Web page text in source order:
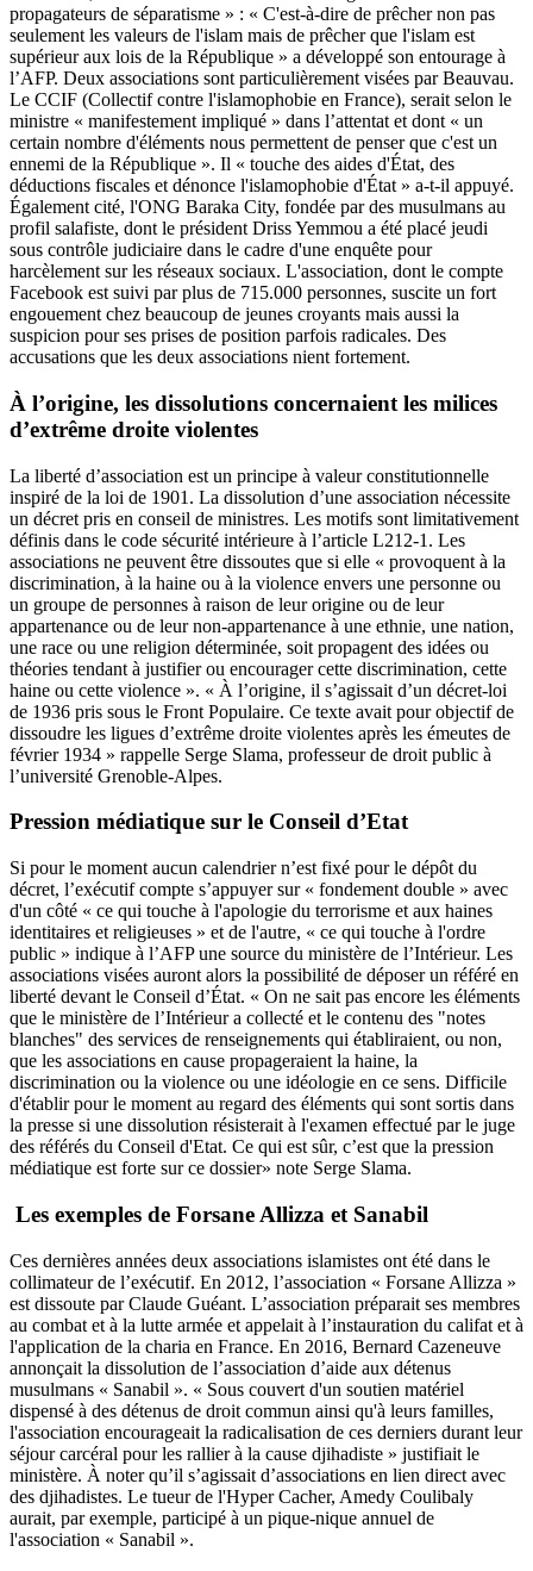
propagateurs de séparatisme » : « C'est-à-dire de prêcher non pas
seulement les valeurs de l'islam mais de prêcher que l'islam est
supérieur aux lois de la République » a développé son entourage à
l’AFP. Deux associations sont particulièrement visées par Beauvau.
Le CCIF (Collectif contre l'islamophobie en France), serait selon le
ministre « manifestement impliqué » dans l’attentat et dont « un
certain nombre d'éléments nous permettent de penser que c'est un
ennemi de la République ». Il « touche des aides d'État, des
déductions fiscales et dénonce l'islamophobie d'État » a-t-il appuyé.
Également cité, l'ONG Baraka City, fondée par des musulmans au
profil salafiste, dont le président Driss Yemmou a été placé jeudi
sous contrôle judiciaire dans le cadre d'une enquête pour
harcèlement sur les réseaux sociaux. L'association, dont le compte
Facebook est suivi par plus de 715.000 personnes, suscite un fort
engouement chez beaucoup de jeunes croyants mais aussi la
suspicion pour ses prises de position parfois radicales. Des
accusations que les deux associations nient fortement.
À l’origine, les dissolutions concernaient les milices
d’extrême droite violentes
La liberté d’association est un principe à valeur constitutionnelle
inspiré de la loi de 1901. La dissolution d’une association nécessite
un décret pris en conseil de ministres. Les motifs sont limitativement
définis dans le code sécurité intérieure à l’article L212-1. Les
associations ne peuvent être dissoutes que si elle « provoquent à la
discrimination, à la haine ou à la violence envers une personne ou
un groupe de personnes à raison de leur origine ou de leur
appartenance ou de leur non-appartenance à une ethnie, une nation,
une race ou une religion déterminée, soit propagent des idées ou
théories tendant à justifier ou encourager cette discrimination, cette
haine ou cette violence ». « À l’origine, il s’agissait d’un décret-loi
de 1936 pris sous le Front Populaire. Ce texte avait pour objectif de
dissoudre les ligues d’extrême droite violentes après les émeutes de
février 1934 » rappelle Serge Slama, professeur de droit public à
l’université Grenoble-Alpes.
Pression médiatique sur le Conseil d’Etat
Si pour le moment aucun calendrier n’est fixé pour le dépôt du
décret, l’exécutif compte s’appuyer sur « fondement double » avec
d'un côté « ce qui touche à l'apologie du terrorisme et aux haines
identitaires et religieuses » et de l'autre, « ce qui touche à l'ordre
public » indique à l’AFP une source du ministère de l’Intérieur. Les
associations visées auront alors la possibilité de déposer un référé en
liberté devant le Conseil d’État. « On ne sait pas encore les éléments
que le ministère de l’Intérieur a collecté et le contenu des "notes
blanches" des services de renseignements qui établiraient, ou non,
que les associations en cause propageraient la haine, la
discrimination ou la violence ou une idéologie en ce sens. Difficile
d'établir pour le moment au regard des éléments qui sont sortis dans
la presse si une dissolution résisterait à l'examen effectué par le juge
des référés du Conseil d'Etat. Ce qui est sûr, c’est que la pression
médiatique est forte sur ce dossier» note Serge Slama.
Les exemples de Forsane Allizza et Sanabil
Ces dernières années deux associations islamistes ont été dans le
collimateur de l’exécutif. En 2012, l’association « Forsane Allizza »
est dissoute par Claude Guéant. L’association préparait ses membres
au combat et à la lutte armée et appelait à l’instauration du califat et à
l'application de la charia en France. En 2016, Bernard Cazeneuve
annonçait la dissolution de l’association d’aide aux détenus
musulmans « Sanabil ». « Sous couvert d'un soutien matériel
dispensé à des détenus de droit commun ainsi qu'à leurs familles,
l'association encourageait la radicalisation de ces derniers durant leur
séjour carcéral pour les rallier à la cause djihadiste » justifiait le
ministère. À noter qu’il s’agissait d’associations en lien direct avec
des djihadistes. Le tueur de l'Hyper Cacher, Amedy Coulibaly
aurait, par exemple, participé à un pique-nique annuel de
l'association « Sanabil ».